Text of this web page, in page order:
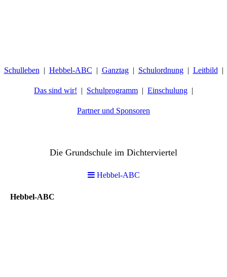
Schulleben Hebbel-ABC Ganztag Schulordnung Leitbild
Das sind wir! Schulprogramm Einschulung
Partner und Sponsoren
Die Grundschule im Dichterviertel
Hebbel-ABC
Hebbel-ABC